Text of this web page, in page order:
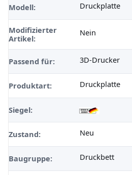
Modell: Druckplatte
Modifizierter
Artikel:
Nein
Passend für: 3D-Drucker
Produktart: Druckplatte
Siegel:
Zustand: Neu
Baugruppe: Druckbett